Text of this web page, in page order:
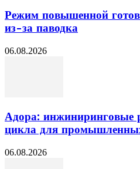
Режим повышенной
из-за паводка
06.08.2026
Адора: инжиниринговые
цикла для
06.08.2026